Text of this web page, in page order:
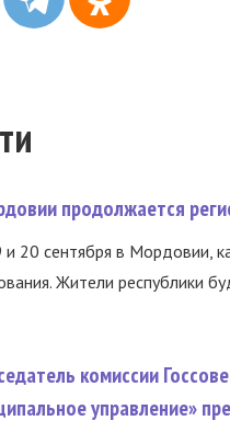
продолжается
и 20 сентября в Мордовии,
Жители республики
комиссии
управление»